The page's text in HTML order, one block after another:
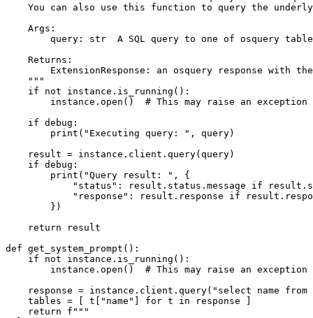
    """
if
not instance . is_running ():
instance . open ()
# This may raise an exception
if debug :
print ( "Executing query: " , query)
result = instance . client . query( query)
if debug :
print ( "Query result: " ,
{
"status" : result . status . message if result .
"response" : result . response if result .
})
return
result
def get_system_prompt ():
if
not instance . is_running ():
instance . open ()
# This may raise an exception
response = instance . client . query( "select name from
tables = t "name" for t in response
return
f